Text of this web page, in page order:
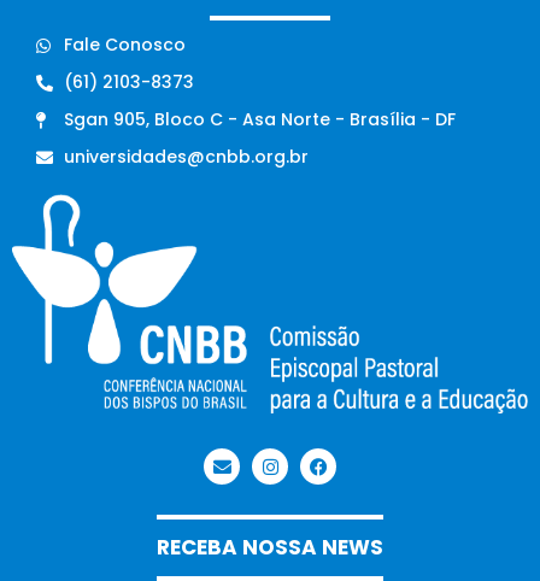
Fale Conosco
(61) 2103-8373
Sgan 905, Bloco C - Asa Norte - Brasília - DF
universidades@cnbb.org.br
RECEBA NOSSA NEWS